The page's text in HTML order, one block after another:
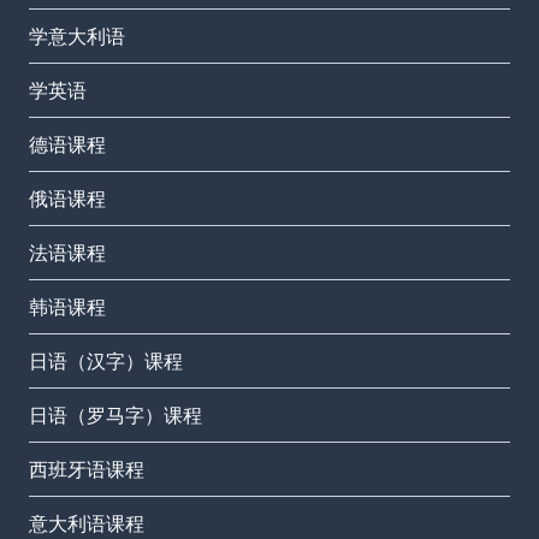
学意大利语
学英语
德语课程
俄语课程
法语课程
韩语课程
日语（汉字）课程
日语（罗马字）课程
西班牙语课程
意大利语课程